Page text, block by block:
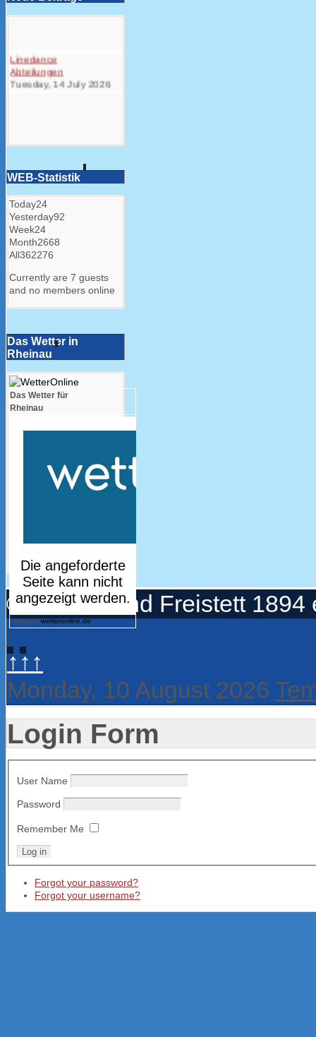
Linedance
Abteilungen
Tuesday, 14 July 2026
WEB-Statistik
Today24
Yesterday92
Week24
Month2668
All362276
Currently are 7 guests
and no members online
Das Wetter in
Rheinau
Das Wetter für
Rheinau
Mehr aufwetteronline.de
© Turnerbund Freistett 1894
↑↑↑
Monday, 10 August 2026
Login Form
User Name
Password
Remember Me
Forgot your password?
Forgot your username?